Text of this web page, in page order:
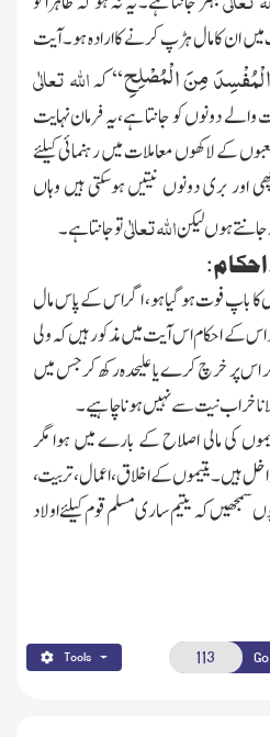
میں ان کا مال ہڑپ کرنے کا ارادہ ہو۔آیت
الْمُفْسِدَ مِنَ الْمُصْلِحِ‘‘کہاللہ تعالٰی
دونوں کو جانتا ہے،یہ فرمان نہایت
کے لاکھوں معاملات میں رہنمائی کیلئے
اور بری دونوں نیتیں ہوسکتی ہیں وہاں
ہوں لیکناللہ تعالٰیتو جانتا ہے۔
کا باپ فوت ہو گیا ہو، اگر اس کے پاس مال
کے احکام اس آیت میں مذکور ہیں کہ ولی
کر اس پر خرچ کرے یا علیحدہ رکھ کر جس میں
خراب نیت سے نہیں ہونا چاہیے۔
کی مالی اصلاح کے بارے میں ہوا مگر
ہیں۔ یتیموں کے اخلاق، اعمال ،تربیت،
کہ یتیم ساری مسلم قوم کیلئے اولاد
Tools Go